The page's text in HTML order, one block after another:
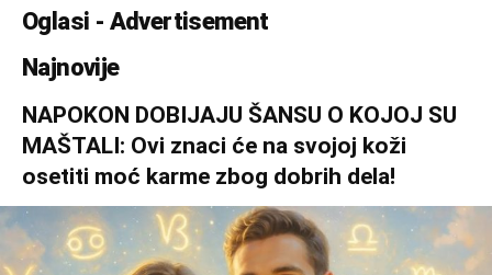
Oglasi - Advertisement
Najnovije
NAPOKON DOBIJAJU ŠANSU O KOJOJ SU
MAŠTALI: Ovi znaci će na svojoj koži
osetiti moć karme zbog dobrih dela!